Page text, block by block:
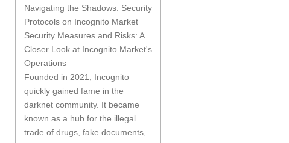
Navigating the Shadows: Security
Protocols on Incognito Market
Security Measures and Risks: A
Closer Look at Incognito Market's
Operations
Founded in 2021, Incognito
quickly gained fame in the
darknet community. It became
known as a hub for the illegal
trade of drugs, fake documents,